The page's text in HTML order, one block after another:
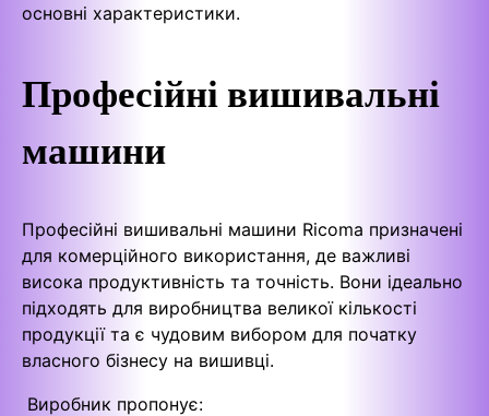
основні характеристики.
Професійні вишивальні
машини
Професійні вишивальні машини Ricoma призначені
для комерційного використання, де важливі
висока продуктивність та точність. Вони ідеально
підходять для виробництва великої кількості
продукції та є чудовим вибором для початку
власного бізнесу на вишивці.
Виробник пропонує: